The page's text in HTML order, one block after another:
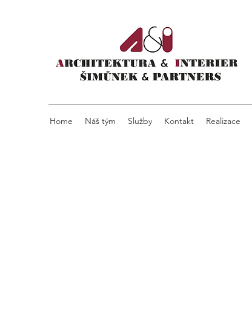
Home Náš tým Služby Kontakt Realizace